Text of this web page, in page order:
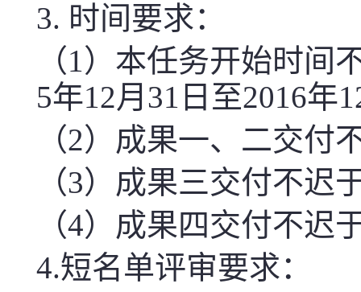
3. 时间要求：
（1）本任务开始时间
5年12月31日至2016年
（2）成果一、二交付
（3）成果三交付不迟
（4）成果四交付不迟
4.短名单评审要求：